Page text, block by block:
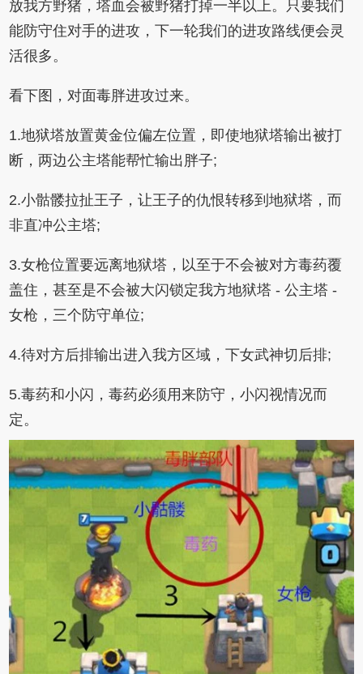
放我方野猪，塔血会被野猪打掉一半以上。只要我们
能防守住对手的进攻，下一轮我们的进攻路线便会灵
活很多。
看下图，对面毒胖进攻过来。
1.地狱塔放置黄金位偏左位置，即使地狱塔输出被打
断，两边公主塔能帮忙输出胖子;
2.小骷髅拉扯王子，让王子的仇恨转移到地狱塔，而
非直冲公主塔;
3.女枪位置要远离地狱塔，以至于不会被对方毒药覆
盖住，甚至是不会被大闪锁定我方地狱塔 - 公主塔 -
女枪，三个防守单位;
4.待对方后排输出进入我方区域，下女武神切后排;
5.毒药和小闪，毒药必须用来防守，小闪视情况而
定。